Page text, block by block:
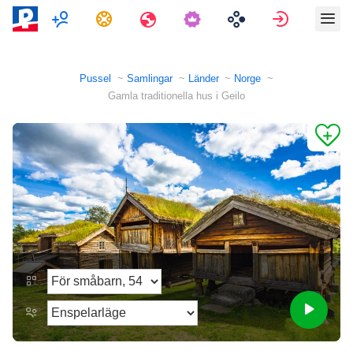
MultiplayerUppgifter Resor Logga in
Pussel Samlingar Länder
Norge
Gamla traditionella hus i Geilo